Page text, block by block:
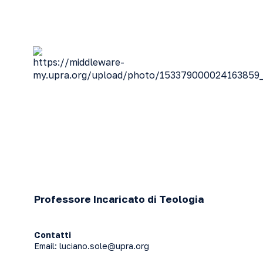
Professore Incaricato di Teologia
Contatti
Email: luciano.sole@upra.org